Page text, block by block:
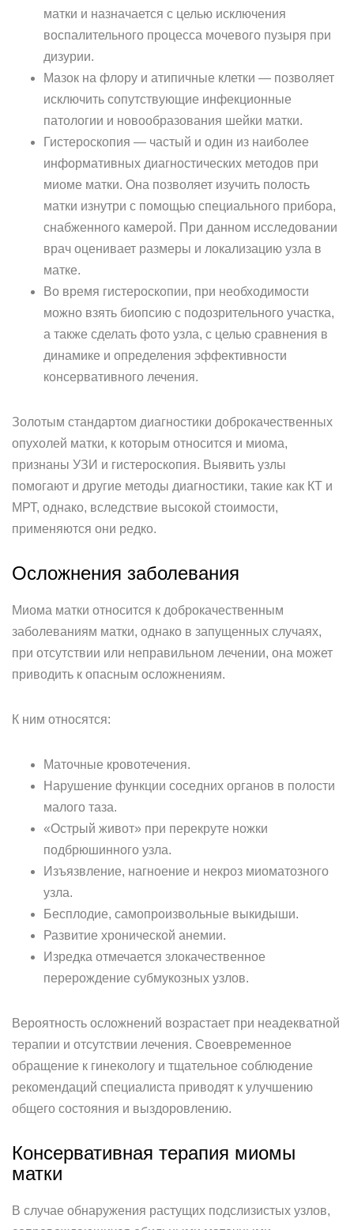
матки и назначается с целью исключения
воспалительного процесса мочевого пузыря при
дизурии.
Мазок на флору и атипичные клетки — позволяет
исключить сопутствующие инфекционные
патологии и новообразования шейки матки.
Гистероскопия — частый и один из наиболее
информативных диагностических методов при
миоме матки. Она позволяет изучить полость
матки изнутри с помощью специального прибора,
снабженного камерой. При данном исследовании
врач оценивает размеры и локализацию узла в
матке.
Во время гистероскопии, при необходимости
можно взять биопсию с подозрительного участка,
а также сделать фото узла, с целью сравнения в
динамике и определения эффективности
консервативного лечения.
Золотым стандартом диагностики доброкачественных
опухолей матки, к которым относится и миома,
признаны УЗИ и гистероскопия. Выявить узлы
помогают и другие методы диагностики, такие как КТ и
МРТ, однако, вследствие высокой стоимости,
применяются они редко.
Осложнения заболевания
Миома матки относится к доброкачественным
заболеваниям матки, однако в запущенных случаях,
при отсутствии или неправильном лечении, она может
приводить к опасным осложнениям.
К ним относятся:
Маточные кровотечения.
Нарушение функции соседних органов в полости
малого таза.
«Острый живот» при перекруте ножки
подбрюшинного узла.
Изъязвление, нагноение и некроз миоматозного
узла.
Бесплодие, самопроизвольные выкидыши.
Развитие хронической анемии.
Изредка отмечается злокачественное
перерождение субмукозных узлов.
Вероятность осложнений возрастает при неадекватной
терапии и отсутствии лечения. Своевременное
обращение к гинекологу и тщательное соблюдение
рекомендаций специалиста приводят к улучшению
общего состояния и выздоровлению.
Консервативная терапия миомы
матки
В случае обнаружения растущих подслизистых узлов,